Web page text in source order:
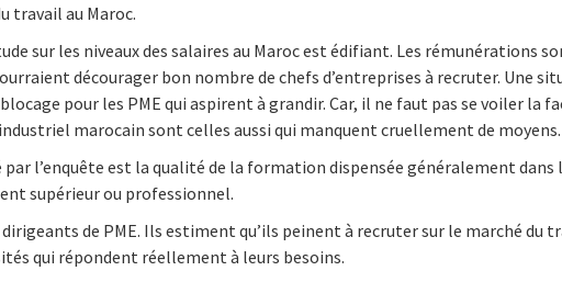
travail au Maroc.
sur les niveaux des salaires au Maroc est édifiant. Les rémunérations
décourager bon nombre de chefs d’entreprises à recruter. Une
pour les PME qui aspirent à grandir. Car, il ne faut pas se voiler la
marocain sont celles aussi qui manquent cruellement de moyens.
par l’enquête est la qualité de la formation dispensée généralement dans
supérieur ou professionnel.
de PME. Ils estiment qu’ils peinent à recruter sur le marché du
qui répondent réellement à leurs besoins.